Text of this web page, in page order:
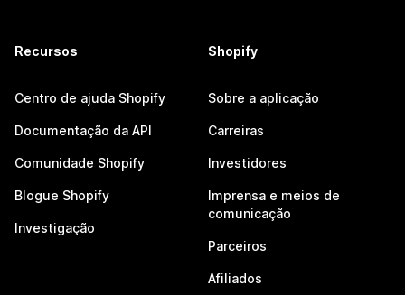
Recursos
Centro de ajuda Shopify
Documentação da API
Comunidade Shopify
Blogue Shopify
Investigação
Shopify
Sobre a aplicação
Carreiras
Investidores
Imprensa e meios de
comunicação
Parceiros
Afiliados